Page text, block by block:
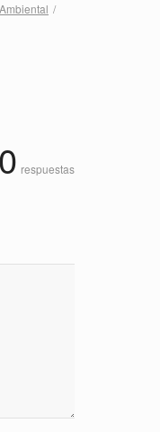
/
0 respuestas